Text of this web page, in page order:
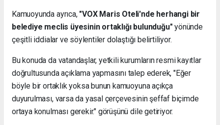
Kamuoyunda ayrıca, "VOX Maris Oteli'nde herhangi bir
belediye meclis üyesinin ortaklığı bulunduğu" yönünde
çeşitli iddialar ve söylentiler dolaştığı belirtiliyor.
Bu konuda da vatandaşlar, yetkili kurumların resmi kayıtlar
doğrultusunda açıklama yapmasını talep ederek, "Eğer
böyle bir ortaklık yoksa bunun kamuoyuna açıkça
duyurulması, varsa da yasal çerçevesinin şeffaf biçimde
ortaya konulması gerekir." görüşünü dile getiriyor.